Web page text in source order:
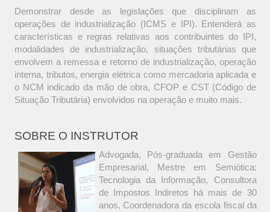
Demonstrar desde as legislações que disciplinam as
operações de industrialização (ICMS e IPI). Entenderá as
características e regras relativas aos contribuintes do IPI,
modalidades de industrialização, situações tributárias que
envolvem a remessa e retorno de industrialização, operação
interna, tributos, energia elétrica como mercadoria aplicada e
o NCM indicado da mão de obra, CFOP e CST (Código de
Situação Tributária) envolvidos na operação e muito mais.
SOBRE O INSTRUTOR
Advogada, Pós-graduada em Gestão
Empresarial, Mestre em Semiótica:
Tecnologia da Informação, Consultora
de Impostos Indiretos há mais de 30
anos, Coordenadora da escola fiscal da